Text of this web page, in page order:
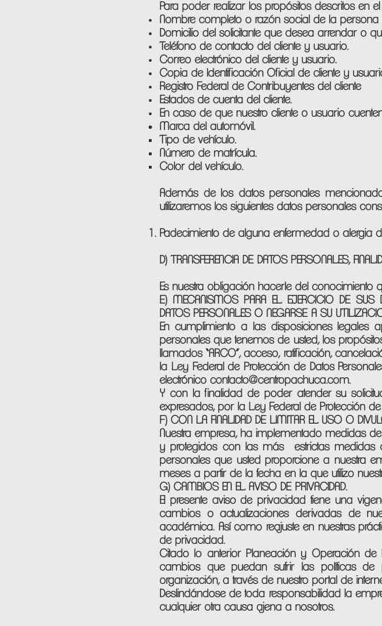
Para poder realizar los propósitos descritos en
Nombre completo o razón social de la persona
Domicilio del solicitante que desea arrendar o
Teléfono de contacto del cliente y usuario.
Correo electrónico del cliente y usuario.
Copia de Identificación Oficial de cliente y
Registro Federal de Contribuyentes del cliente
Estados de cuenta del cliente.
En caso de que nuestro cliente o usuario
Marca del automóvil.
Tipo de vehículo.
Número de matrícula.
Color del vehículo.
Además de los datos personales
utilizaremos los siguientes datos personales
Padecimiento de alguna enfermedad o alergia
D) TRANSFERENCIA DE DATOS PERSONALES,
Es nuestra obligación hacerle del conocimiento
E) MECANISMOS PARA EL EJERCICIO DE SUS
DATOS PERSONALES O NEGARSE A SU
En cumplimiento a las disposiciones legales
personales que tenemos de usted, los
llamados “ARCO”, acceso, ratificación,
la Ley Federal de Protección de Datos
electrónico contacto@centropachuca.com.
Y con la finalidad de poder atender su
expresados, por la Ley Federal de Protección
F) CON LA FINALIDAD DE LIMITAR EL USO O
Nuestra empresa, ha implementado medidas
y protegidos con las más estrictas
personales que usted proporcione a nuestra
meses a partir de la fecha en la que utilizo
G) CAMBIOS EN EL AVISO DE PRIVACIDAD.
El presente aviso de privacidad tiene una
cambios o actualizaciones derivadas de
académica. Así como reajuste en nuestras
de privacidad.
Citado lo anterior Planeación y Operación
cambios que puedan sufrir las políticas
organización, a través de nuestro portal de
Deslindándose de toda responsabilidad la
cualquier otra causa ajena a nosotros.